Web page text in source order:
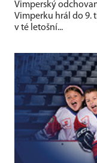
Vimperský
Vimperku hrál do 9.
v té letošní...